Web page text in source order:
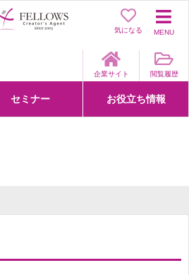
気になる MENU
企業サイト 閲覧履歴
セミナー お役立ち情報